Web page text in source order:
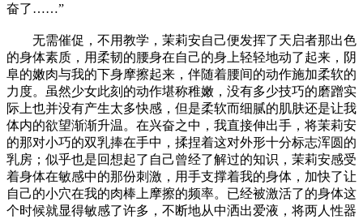
奋了……”
无需催促，不用教学，茉莉安自己便发挥了天启者那出色
的身体素质，用柔韧的腰身在自己的身上轻轻地动了起来，阴
阜的嫩肉与我的下身摩擦起来，伴随着腰间的动作施加柔软的
力度。虽然少女此刻的动作堪称稚嫩，没有多少技巧的磨蹭实
际上也并没有产生太多快感，但是柔软而细腻的肌肤还是让我
体内的欲望渐渐升温。在兴奋之中，我直接伸出手，将茉莉安
的那对小巧的双乳捧在手中，揉捏着这对外形十分标志浑圆的
乳房；似乎也是回想起了自己曾经了解过的知识，茉莉安感受
着身体在敏感中的那份刺激，用手支撑着我的身体，加快了让
自己的小穴在我的肉棒上摩擦的频率。已经被激活了的身体这
个时候就显得敏感了许多，不断地从中洒出爱液，将两人性器